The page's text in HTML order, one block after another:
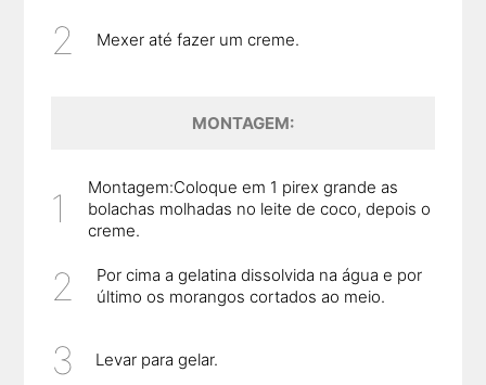
Mexer até fazer um creme.
MONTAGEM:
Montagem:Coloque em 1 pirex grande as
bolachas molhadas no leite de coco, depois o
creme.
Por cima a gelatina dissolvida na água e por
último os morangos cortados ao meio.
Levar para gelar.